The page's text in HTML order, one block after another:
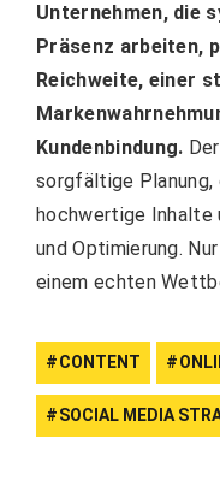
Unternehmen, die
Präsenz arbeiten,
Reichweite, einer
Kundenbindung.
sorgfältige Planung,
hochwertige Inhalte
und Optimierung.
einem echten
CONTENT
SOCIAL MEDIA